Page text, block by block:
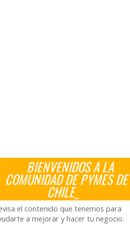
BIENVENIDOS A LA
COMUNIDAD DE PYMES DE
CHILE_
el contenido que tenemos para
a mejorar y hacer tu negocio.